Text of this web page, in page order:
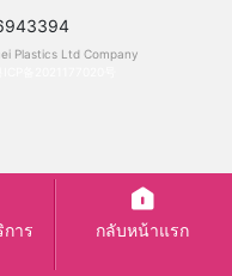
Plastics Ltd Company
าร
กลับหน้าแรก